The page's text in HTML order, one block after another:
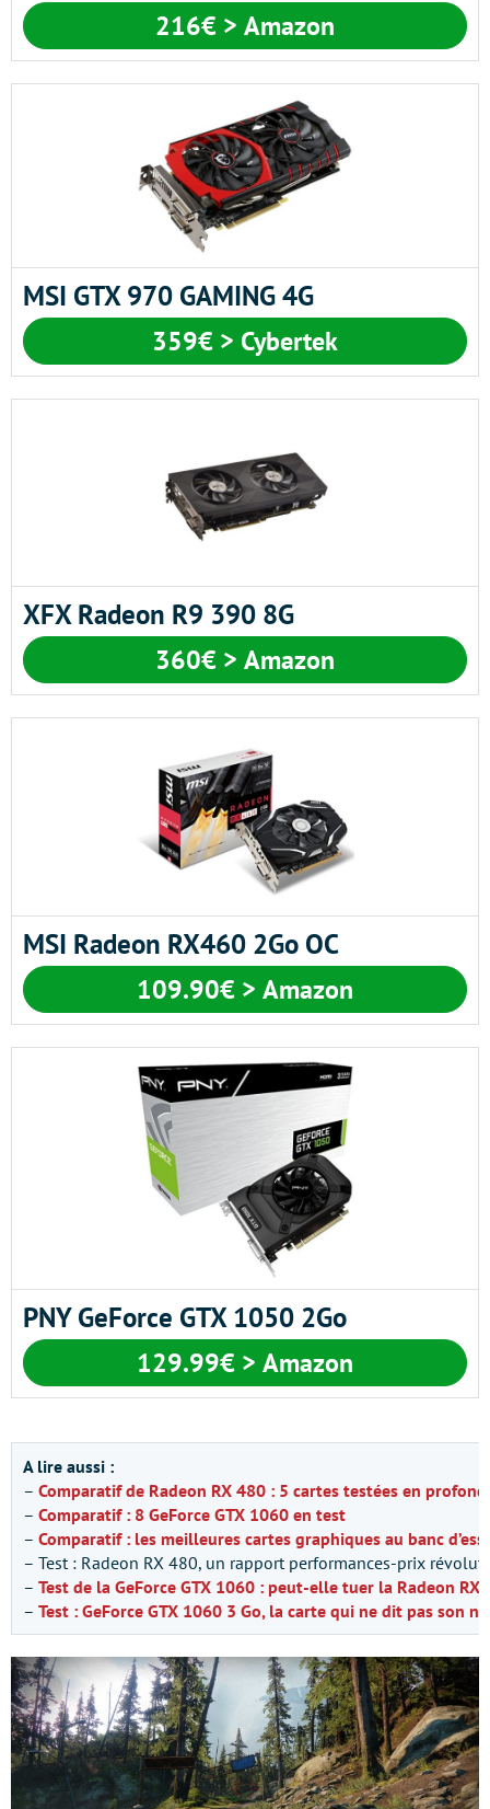
216€ > Amazon
MSI GTX 970 GAMING 4G
359€ > Cybertek
XFX Radeon R9 390 8G
360€ > Amazon
MSI Radeon RX460 2Go OC
109.90€ > Amazon
PNY GeForce GTX 1050 2Go
129.99€ > Amazon
A lire aussi :
– Comparatif de Radeon RX 480 : 5 cartes testées en
– Comparatif : 8 GeForce GTX 1060 en test
– Comparatif : les meilleures cartes graphiques au banc
– Test : Radeon RX 480, un rapport performances-prix
– Test de la GeForce GTX 1060 : peut-elle tuer la Radeon RX
– Test : GeForce GTX 1060 3 Go, la carte qui ne dit pas son